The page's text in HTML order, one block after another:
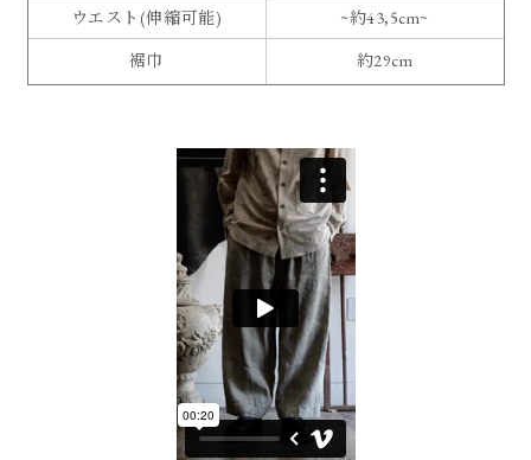
ウエスト(伸縮可能)
~約43,5cm~
裾巾
約29cm